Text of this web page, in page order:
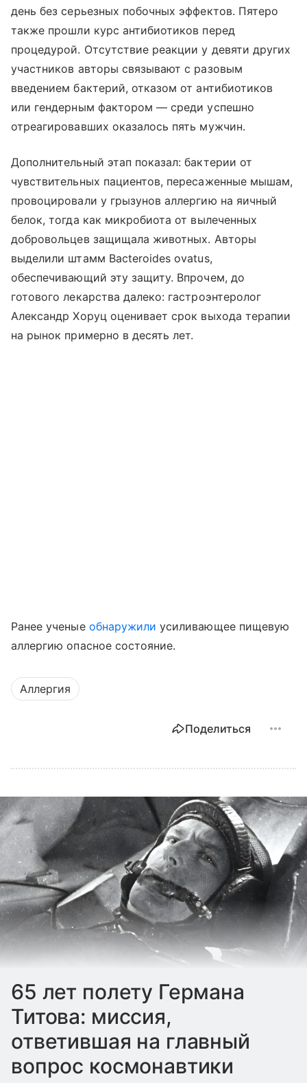
день без серьезных побочных эффектов. Пятеро
также прошли курс антибиотиков перед
процедурой. Отсутствие реакции у девяти других
участников авторы связывают с разовым
введением бактерий, отказом от антибиотиков
или гендерным фактором — среди успешно
отреагировавших оказалось пять мужчин.
Дополнительный этап показал: бактерии от
чувствительных пациентов, пересаженные мышам,
провоцировали у грызунов аллергию на яичный
белок, тогда как микробиота от вылеченных
добровольцев защищала животных. Авторы
выделили штамм Bacteroides ovatus,
обеспечивающий эту защиту. Впрочем, до
готового лекарства далеко: гастроэнтеролог
Александр Хоруц оценивает срок выхода терапии
на рынок примерно в десять лет.
Ранее ученые обнаружили усиливающее пищевую
аллергию опасное состояние.
Аллергия
Поделиться
65 лет полету Германа
Титова: миссия,
ответившая на главный
вопрос космонавтики